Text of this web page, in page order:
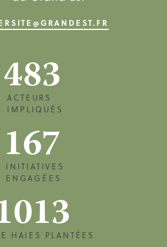
483
ACTEURS
IMPLIQUÉS
167
INITIATIVES
ENGAGÉES
HAIES PLANTÉES